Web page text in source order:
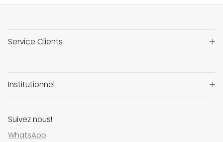
Service Clients
Institutionnel
Suivez nous!
WhatsApp